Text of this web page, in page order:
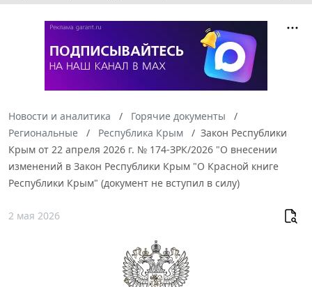
Новости и аналитика
Горячие документы
Региональные
Республика Крым
Закон Республики
Крым от 22 апреля 2026 г. № 174-ЗРК/2026 "О внесении
изменений в Закон Республики Крым "О Красной книге
Республики Крым" (документ не вступил в силу)
2 мая 2026